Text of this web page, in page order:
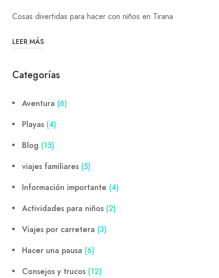
Cosas divertidas para hacer con niños en Tirana
LEER MÁS
Categorías
Aventura (6)
Playas (4)
Blog (15)
viajes familiares (5)
Información importante (4)
Actividades para niños (2)
Viajes por carretera (3)
Hacer una pausa (6)
Consejos y trucos (12)